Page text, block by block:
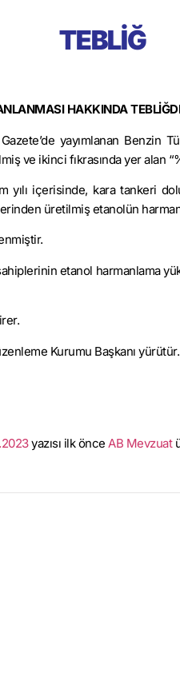
TEBLİĞ
HAKKINDA
yayımlanan Benzin
ve ikinci fıkrasında yer alan
yılı içerisinde, kara tankeri
üretilmişetanolün
etanol harmanlama
Kurumu Başkanı yürütür.
yazısı ilk önce AB Mevzuat